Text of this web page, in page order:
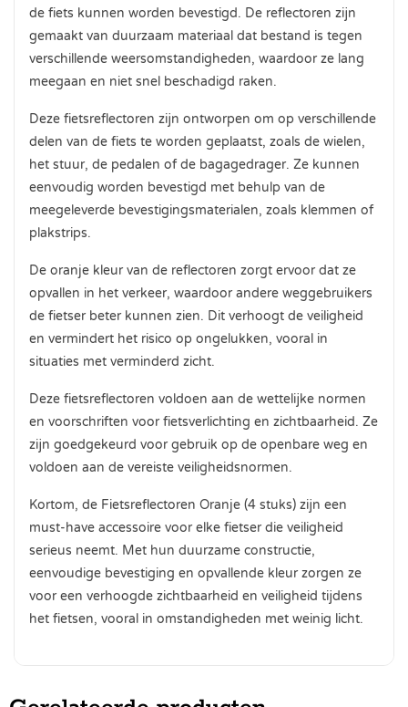
de fiets kunnen worden bevestigd. De reflectoren zijn
gemaakt van duurzaam materiaal dat bestand is tegen
verschillende weersomstandigheden, waardoor ze lang
meegaan en niet snel beschadigd raken.
Deze fietsreflectoren zijn ontworpen om op verschillende
delen van de fiets te worden geplaatst, zoals de wielen,
het stuur, de pedalen of de bagagedrager. Ze kunnen
eenvoudig worden bevestigd met behulp van de
meegeleverde bevestigingsmaterialen, zoals klemmen of
plakstrips.
De oranje kleur van de reflectoren zorgt ervoor dat ze
opvallen in het verkeer, waardoor andere weggebruikers
de fietser beter kunnen zien. Dit verhoogt de veiligheid
en vermindert het risico op ongelukken, vooral in
situaties met verminderd zicht.
Deze fietsreflectoren voldoen aan de wettelijke normen
en voorschriften voor fietsverlichting en zichtbaarheid. Ze
zijn goedgekeurd voor gebruik op de openbare weg en
voldoen aan de vereiste veiligheidsnormen.
Kortom, de Fietsreflectoren Oranje (4 stuks) zijn een
must-have accessoire voor elke fietser die veiligheid
serieus neemt. Met hun duurzame constructie,
eenvoudige bevestiging en opvallende kleur zorgen ze
voor een verhoogde zichtbaarheid en veiligheid tijdens
het fietsen, vooral in omstandigheden met weinig licht.